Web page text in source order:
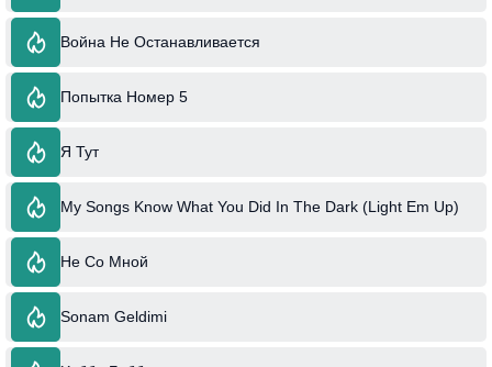
Война Не Останавливается
Попытка Номер 5
Я Тут
My Songs Know What You Did In The Dark (Light Em Up)
Не Со Мной
Sonam Geldimi